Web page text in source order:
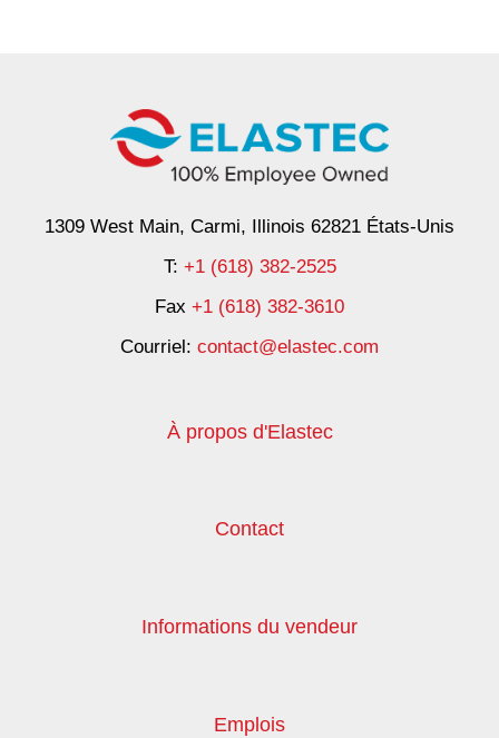
1309 West Main, Carmi, Illinois 62821 États-Unis
T: +1 (618) 382-2525
Fax +1 (618) 382-3610
Courriel: contact@elastec.com
À propos d'Elastec
Contact
Informations du vendeur
Emplois